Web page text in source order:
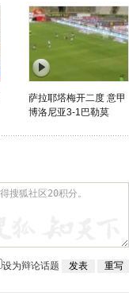
萨拉耶塔梅开二度 意甲
博洛尼亚3-1巴勒莫
设为辩论话题